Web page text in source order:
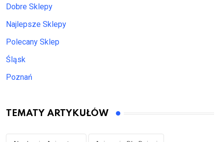
Dobre Sklepy
Najlepsze Sklepy
Polecany Sklep
Śląsk
Poznań
TEMATY ARTYKUŁÓW